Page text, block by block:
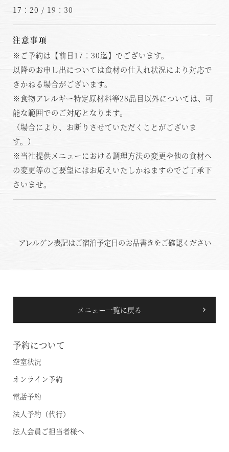
17：20 / 19：30
注意事項
※ご予約は【前日17：30迄】でございます。
以降のお申し出については食材の仕入れ状況により対応で
きかねる場合がございます。
※食物アレルギー特定原材料等28品目以外については、可
能な範囲でのご対応となります。
（場合により、お断りさせていただくことがございま
す。）
※当社提供メニューにおける調理方法の変更や他の食材へ
の変更等のご要望にはお応えいたしかねますのでご了承下
さいませ。
アレルゲン表記はご宿泊予定日のお品書きをご確認ください
メニュー一覧に戻る
空室状況のご確認はこちら
予約について
空室状況
オンライン予約
電話予約
法人予約（代行）
法人会員ご担当者様へ